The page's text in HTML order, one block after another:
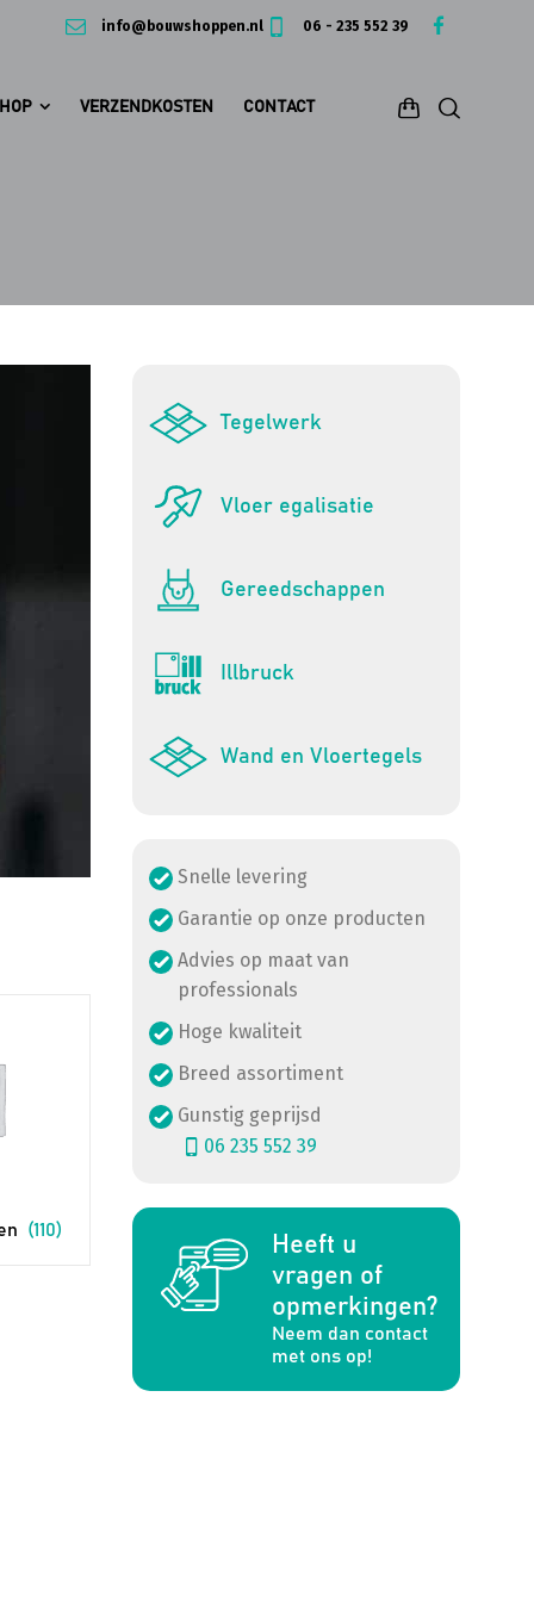
info@bouwshoppen.nl 06 - 235 552 39
VERZENDKOSTEN CONTACT
(110)
Tegelwerk
Vloer egalisatie
Gereedschappen
Illbruck
Wand en Vloertegels
Snelle levering
Garantie op onze producten
Advies op maat van
professionals
Hoge kwaliteit
Breed assortiment
Gunstig geprijsd
06 235 552 39
Heeft u
vragen of
opmerkingen?
Neem dan contact
met ons op!